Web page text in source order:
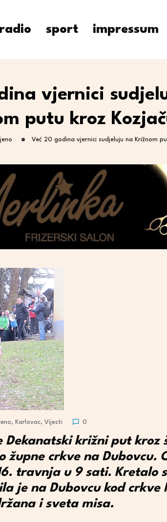
radio sport impressum
vjernici
putu kroz
Već 20 godina vjernici sudjeluju na Križnom
, Karlovac, Vijesti 0
Dekanatski križni put kroz
župne crkve na Dubovcu.
travnja u 9 sati. Kretalo
je na Dubovcu kod crkve
i sveta misa.